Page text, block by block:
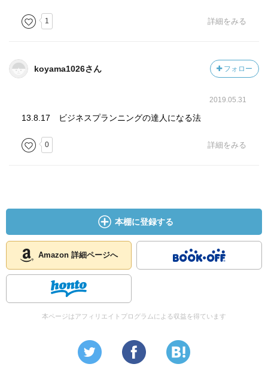
1 詳細をみる
koyama1026さん フォロー
2019.05.31
13.8.17 ビジネスプランニングの達人になる法
0 詳細をみる
本棚に登録する
Amazon 詳細ページへ
本ページはアフィリエイトプログラムによる収益を得ています